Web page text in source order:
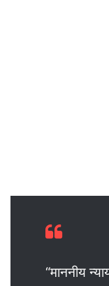
“माननीय